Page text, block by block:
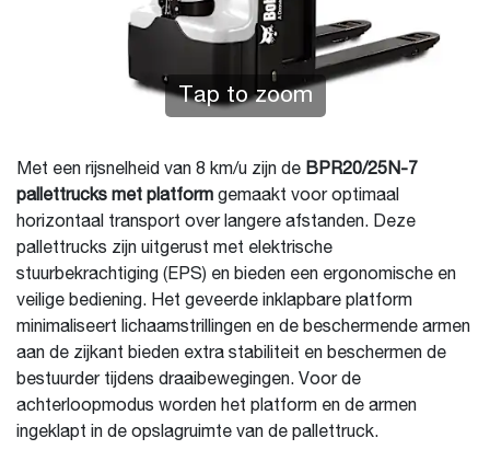
Tap to zoom
Met een rijsnelheid van 8 km/u zijn de BPR20/25N-7
pallettrucks met platform gemaakt voor optimaal
horizontaal transport over langere afstanden. Deze
pallettrucks zijn uitgerust met elektrische
stuurbekrachtiging (EPS) en bieden een ergonomische en
veilige bediening. Het geveerde inklapbare platform
minimaliseert lichaamstrillingen en de beschermende armen
aan de zijkant bieden extra stabiliteit en beschermen de
bestuurder tijdens draaibewegingen. Voor de
achterloopmodus worden het platform en de armen
ingeklapt in de opslagruimte van de pallettruck.